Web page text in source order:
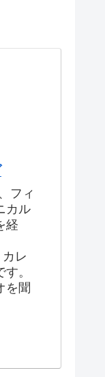
フィ
カル
経
レ
。
を聞